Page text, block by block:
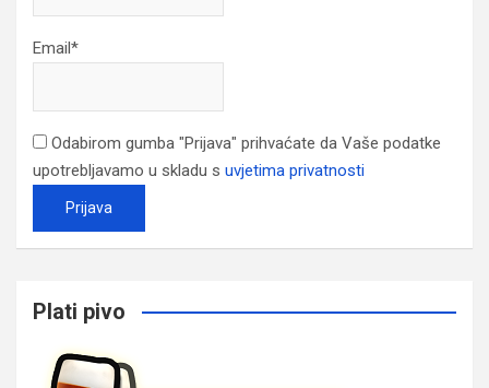
Email*
Odabirom gumba "Prijava" prihvaćate da Vaše podatke
upotrebljavamo u skladu s uvjetima privatnosti
Plati pivo